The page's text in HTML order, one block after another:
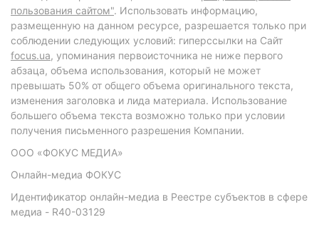
пользования сайтом". Использовать информацию,
размещенную на данном ресурсе, разрешается только при
соблюдении следующих условий: гиперссылки на Сайт
focus.ua, упоминания первоисточника не ниже первого
абзаца, объема использования, который не может
превышать 50% от общего объема оригинального текста,
изменения заголовка и лида материала. Использование
большего объема текста возможно только при условии
получения письменного разрешения Компании.
ООО «ФОКУС МЕДИА»
Онлайн-медиа ФОКУС
Идентификатор онлайн-медиа в Реестре субъектов в сфере
медиа - R40-03129